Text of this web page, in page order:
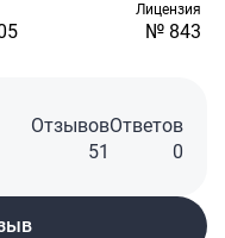
Лицензия
№ 843
Отзывов
51
Ответов
0